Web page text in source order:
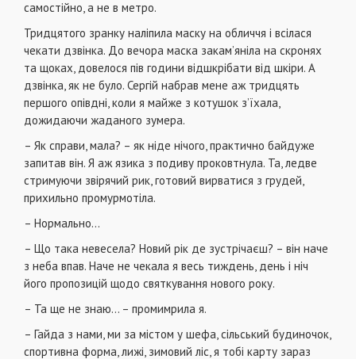
самостійно, а не в метро.
Тридцятого зранку наліпила маску на обличчя і всілася
чекати дзвінка. До вечора маска закам’яніла на скронях
та щоках, довелося пів години відшкрібати від шкіри. А
дзвінка, як не було. Сергій набрав мене аж тридцять
першого опівдні, коли я майже з котушок з’їхала,
дожидаючи жаданого зумера.
– Як справи, мала? – як ніде нічого, практично байдуже
запитав він. Я аж язика з подиву проковтнула. Та, ледве
стримуючи звірячий рик, готовий вирватися з грудей,
прихильно промурмотіла.
– Нормально…
– Що така невесела? Новий рік де зустрічаєш? – він наче
з неба впав. Наче не чекала я весь тиждень, день і ніч
його пропозицій щодо святкування нового року.
– Та ще не знаю… – промимрила я.
– Гайда з нами, ми за містом у шефа, сільський будиночок,
спортивна форма, лижі, зимовий ліс, я тобі карту зараз